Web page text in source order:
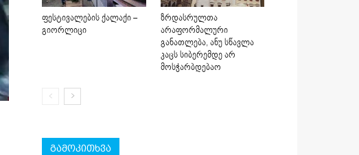
ფესტივალების ქალაქი –
გიორლიცი
ზრდასრულთა
არაფორმალური
განათლება, ანუ სწავლა
კაცს სიბერემდე არ
მოსჭარბდებაო
გამოკითხვა